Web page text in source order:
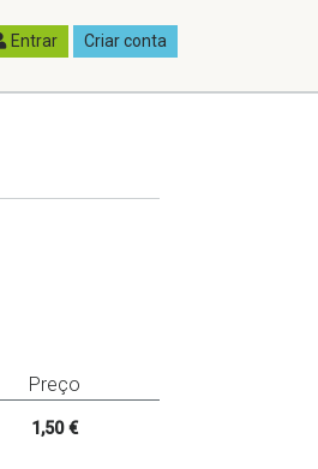
Entrar Criar conta
Preço
1,50 €